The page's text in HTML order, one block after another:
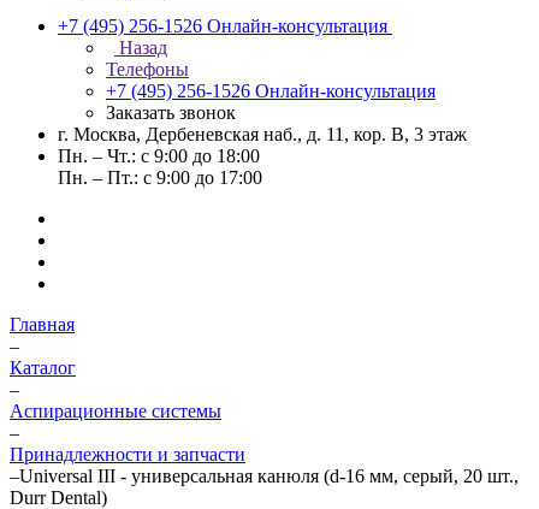
+7 (495) 256-1526 Онлайн-консультация
Назад
Телефоны
+7 (495) 256-1526 Онлайн-консультация
Заказать звонок
г. Москва, Дербеневская наб., д. 11, кор. В, 3 этаж
Пн. – Чт.: с 9:00 до 18:00
Пн. – Пт.: с 9:00 до 17:00
Главная
–
Каталог
–
Аспирационные системы
–
Принадлежности и запчасти
–Universal III - универсальная канюля (d-16 мм, серый, 20 шт.,
Durr Dental)